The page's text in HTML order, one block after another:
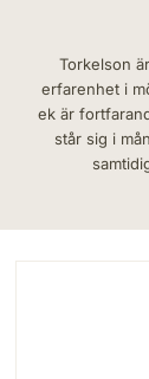
Torkelson
erfarenhet i
ek är
står sig i